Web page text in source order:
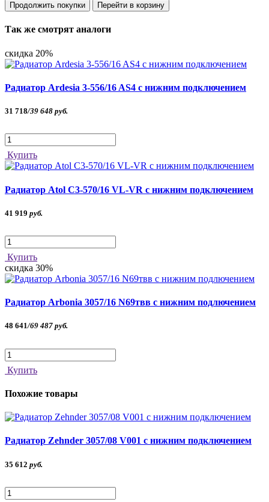
Продолжить покупки Перейти в корзину
Так же смотрят аналоги
скидка 20%
Радиатор Ardesia 3-556/16 AS4 с нижним подключением
31 718/39 648 руб.
Купить
Радиатор Atol C3-570/16 VL-VR с нижним подключением
41 919 руб.
Купить
скидка 30%
Радиатор Arbonia 3057/16 N69твв с нижним подлючением
48 641/69 487 руб.
Купить
Похожие товары
Радиатор Zehnder 3057/08 V001 с нижним подключением
35 612 руб.